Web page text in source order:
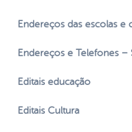
Endereços das escolas e
Endereços e Telefones –
Editais educação
Editais Cultura